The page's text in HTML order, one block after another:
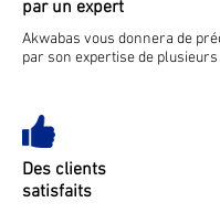
par un expert
Akwabas vous donnera de
par son expertise de
Des clients
satisfaits